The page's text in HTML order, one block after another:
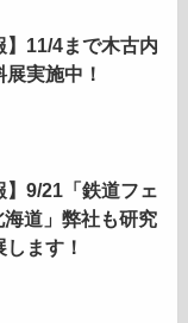
】11/4まで木古内
実施中！
】9/21「鉄道フェ
道」弊社も研究
ます！